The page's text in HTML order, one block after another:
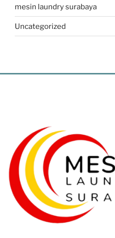
mesin laundry surabaya
Uncategorized